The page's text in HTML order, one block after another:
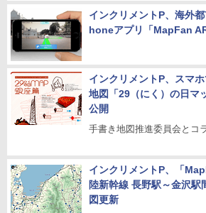
インクリメントP、海外
honeアプリ「MapFan
インクリメントP、スマ
地図「29（にく）の日マ
公開
手書き地図推進委員会とコ
インクリメントP、「
陸新幹線 長野駅～金沢駅
図更新